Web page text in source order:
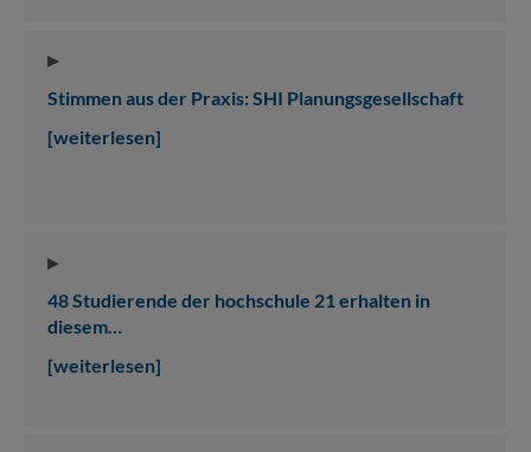
Stimmen aus der Praxis: SHI Planungsgesellschaft
[weiterlesen]
48 Studierende der hochschule 21 erhalten in
diesem…
[weiterlesen]